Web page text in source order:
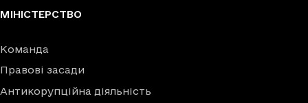
МІНІСТЕРСТВО
Команда
Правові засади
Антикорупційна діяльність